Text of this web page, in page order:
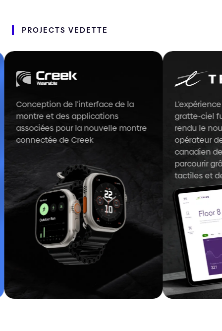
PROJECTS VEDETTE
Conception de l'interface de la
montre et des applications
associées pour la nouvelle montre
connectée de Creek
L'expérience
gratte-ciel
rendu le
opérateur de
canadien de
parcourir
tactiles et des